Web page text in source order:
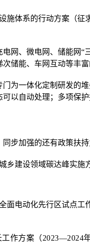
体系的行动方案（
网、微电网、储能网
储能、车网互动等丰
为一体化定制研发的
以自动处理；多项保护
步加强的还有政策扶
建设领域碳达峰实
面电动化先行区试点
作方案（